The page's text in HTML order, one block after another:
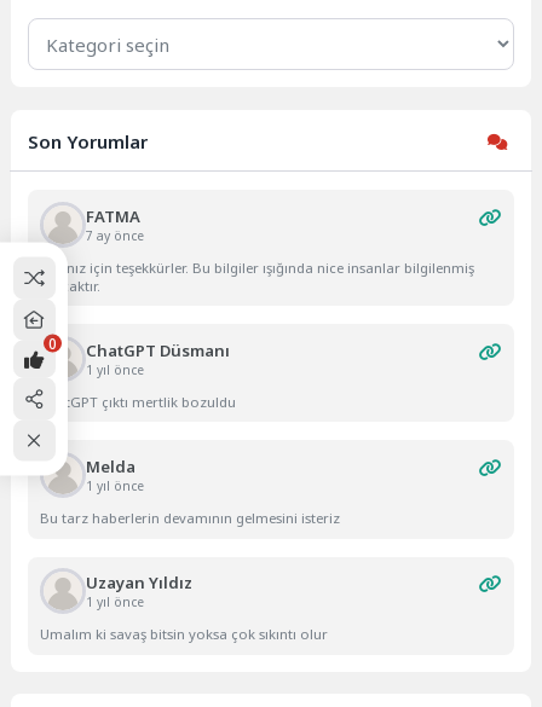
Kategoriler
Son Yorumlar
FATMA
7 ay önce
Yazınız için teşekkürler. Bu bilgiler ışığında nice insanlar bilgilenmiş
olacaktır.
ChatGPT Düsmanı
1 yıl önce
ChatGPT çıktı mertlik bozuldu
Melda
1 yıl önce
Bu tarz haberlerin devamının gelmesini isteriz
Uzayan Yıldız
1 yıl önce
Umalım ki savaş bitsin yoksa çok sıkıntı olur
0